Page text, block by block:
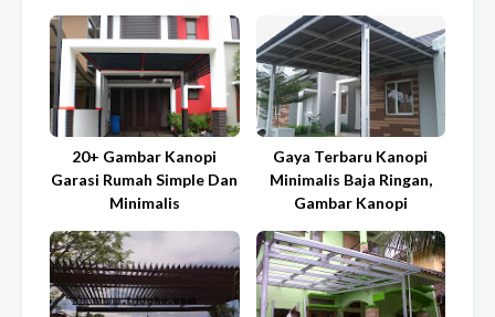
20+ Gambar Kanopi
Garasi Rumah Simple Dan
Minimalis
Gaya Terbaru Kanopi
Minimalis Baja Ringan,
Gambar Kanopi